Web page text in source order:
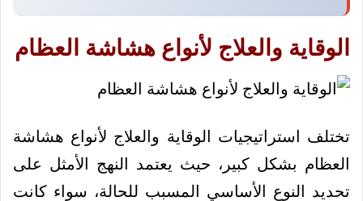
الوقاية والعلاج لأنواع هشاشة العظام
تختلف استراتيجيات الوقاية والعلاج لأنواع هشاشة
العظام بشكل كبير، حيث يعتمد النهج الأمثل على
تحديد النوع الأساسي المسبب للحالة، سواء كانت